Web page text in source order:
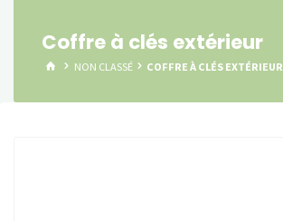
Coffre à clés extérieur
HOMENON CLASSÉ COFFRE À CLÉS EXTÉRIEUR